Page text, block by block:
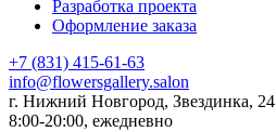
Разработка проекта
Оформление заказа
+7 (831) 415-61-63
info@flowersgallery.salon
г. Нижний Новгород, Звездинка, 24
8:00-20:00, ежедневно